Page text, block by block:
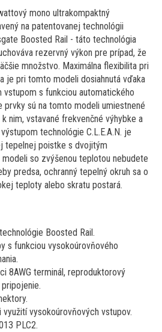
mono ultrakompaktný
na patentovanej technológii
Boosted Rail - táto technológia
rezervný výkon pre prípad, že
množstvo. Maximálna flexibilita pri
je pri tomto modeli dosiahnutá vďaka
vstupom s funkciou automatického
prvky sú na tomto modeli umiestnené
nim, vstavané frekvenčné výhybke a
technológie C.L.E.A.N. je
tepelnej poistke s dvojitým
so zvýšenou teplotou nebudete
predsa, ochranný tepelný okruh sa o
teploty alebo skratu postará.
Boosted Rail.
s funkciou vysokoúrovňového
8AWG terminál, reproduktorový
pripojenie.
využití vysokoúrovňových vstupov.
PLC2.